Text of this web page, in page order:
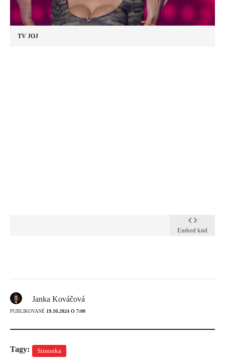
TV JOJ
Embed kód
Janka Kováčová
PUBLIKOVANÉ 19.10.2024 O 7:00
Tagy: Simonka